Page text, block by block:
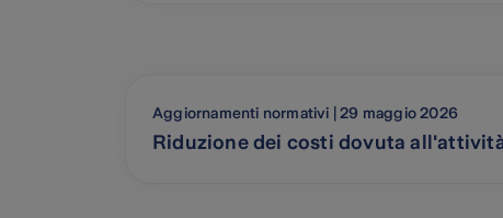
Aggiornamenti normativi | 29 maggio 2026
Riduzione dei costi dovuta